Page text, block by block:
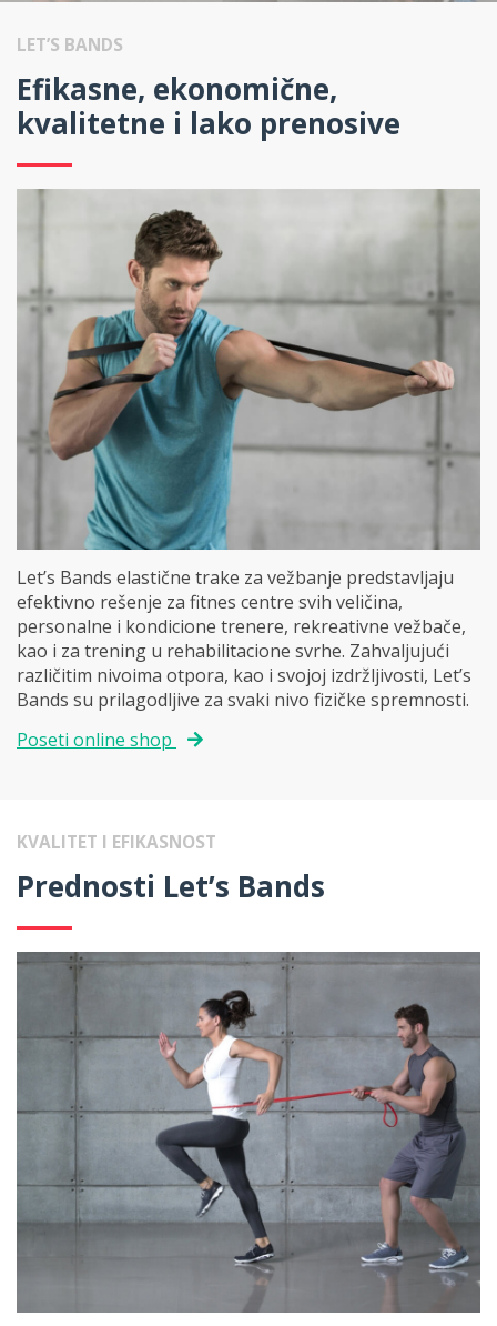
LET’S BANDS
Efikasne, ekonomične,
kvalitetne i lako prenosive
Let’s Bands elastične trake za vežbanje predstavljaju
efektivno rešenje za fitnes centre svih veličina,
personalne i kondicione trenere, rekreativne vežbače,
kao i za trening u rehabilitacione svrhe. Zahvaljujući
različitim nivoima otpora, kao i svojoj izdržljivosti, Let’s
Bands su prilagodljive za svaki nivo fizičke spremnosti.
Poseti online shop
KVALITET I EFIKASNOST
Prednosti Let’s Bands